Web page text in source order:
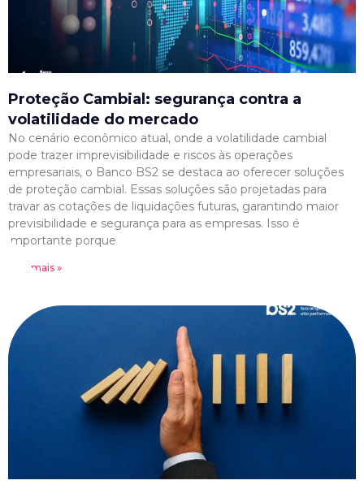
Proteção Cambial: segurança contra a
volatilidade do mercado
No cenário econômico atual, onde a volatilidade cambial
pode trazer imprevisibilidade e riscos às operações
empresariais, o Banco BS2 se destaca ao oferecer soluções
de proteção cambial. Essas soluções são projetadas para
travar as cotações de liquidações futuras, garantindo maior
previsibilidade e segurança para as empresas. Isso é
importante porque
Leia mais »